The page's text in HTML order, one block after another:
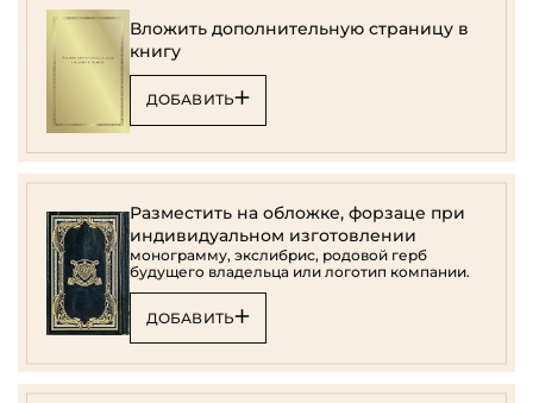
Вложить дополнительную страницу в
книгу
ДОБАВИТЬ
Разместить на обложке, форзаце при
индивидуальном изготовлении
монограмму, экслибрис, родовой герб
будущего владельца или логотип компании.
ДОБАВИТЬ